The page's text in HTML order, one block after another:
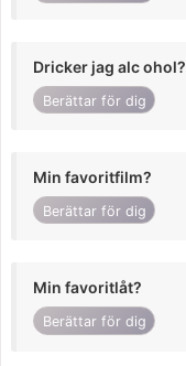
Dricker jag alc ohol?
Berättar för dig
Min favoritfilm?
Berättar för dig
Min favoritlåt?
Berättar för dig